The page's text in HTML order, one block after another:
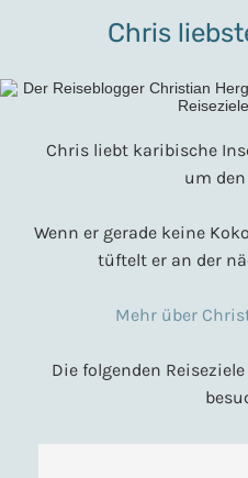
Chris
Chris liebt karibische
um den
Wenn er gerade keine
tüftelt er an der
Mehr über
Die folgenden